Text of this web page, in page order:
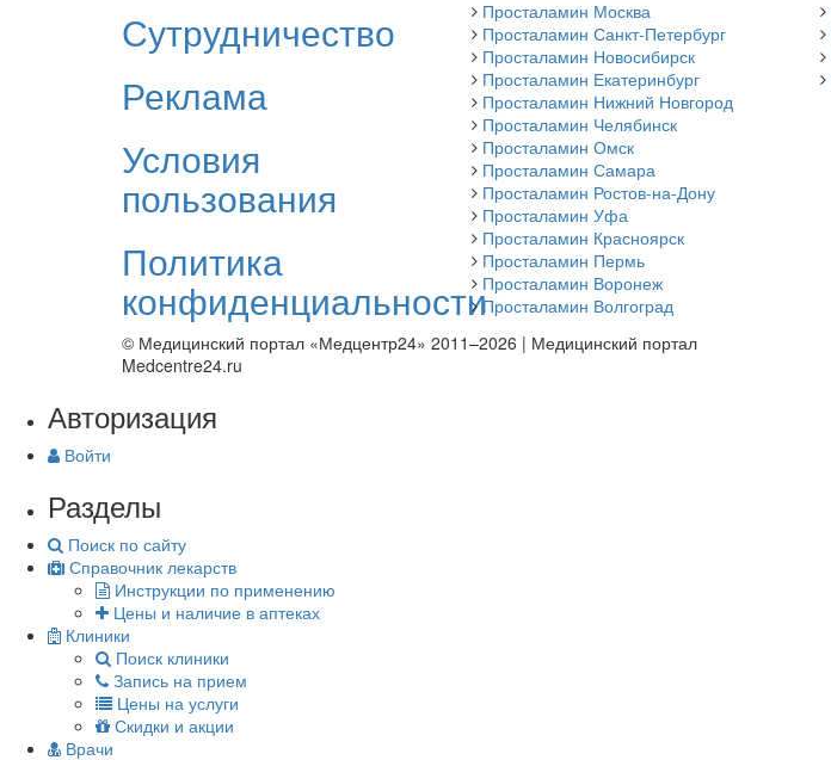
Сутрудничество
Реклама
Условия
пользования
Политика
конфиденциальности
Просталамин Москва
Просталамин Санкт-Петербург
Просталамин Новосибирск
Просталамин Екатеринбург
Просталамин Нижний Новгород
Просталамин Челябинск
Просталамин Омск
Просталамин Самара
Просталамин Ростов-на-Дону
Просталамин Уфа
Просталамин Красноярск
Просталамин Пермь
Просталамин Воронеж
Просталамин Волгоград
© Медицинский портал «Медцентр24» 2011–2026 | Медицинский портал
Medcentre24.ru
Авторизация
Войти
Разделы
Поиск по сайту
Справочник лекарств
Инструкции по применению
Цены и наличие в аптеках
Клиники
Поиск клиники
Запись на прием
Цены на услуги
Скидки и акции
Врачи